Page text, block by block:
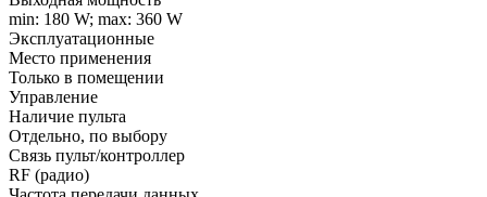
min: 180 W; max: 360 W
Эксплуатационные
Место применения
Только в помещении
Управление
Наличие пульта
Отдельно, по выбору
Связь пульт/контроллер
RF (радио)